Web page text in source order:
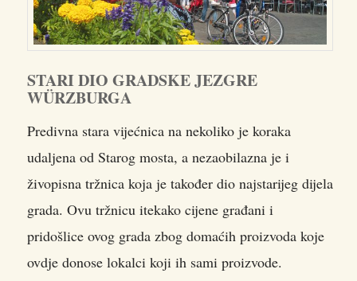
STARI DIO GRADSKE JEZGRE
WÜRZBURGA
Predivna stara vijećnica na nekoliko je koraka
udaljena od Starog mosta, a nezaobilazna je i
živopisna tržnica koja je također dio najstarijeg dijela
grada. Ovu tržnicu itekako cijene građani i
pridošlice ovog grada zbog domaćih proizvoda koje
ovdje donose lokalci koji ih sami proizvode.